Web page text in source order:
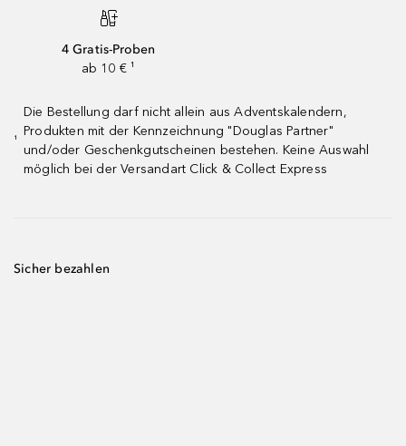
4 Gratis-Proben
ab 10 € ¹
¹
Die Bestellung darf nicht allein aus Adventskalendern,
Produkten mit der Kennzeichnung "Douglas Partner"
und/oder Geschenkgutscheinen bestehen. Keine Auswahl
möglich bei der Versandart Click & Collect Express
Sicher bezahlen